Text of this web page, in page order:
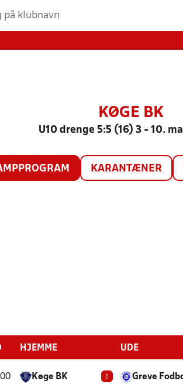
KØGE BK
U10 drenge 5:5 (16) 3 - 10.
KARANTÆNER
HJEMME UDE
Køge BK ! Greve